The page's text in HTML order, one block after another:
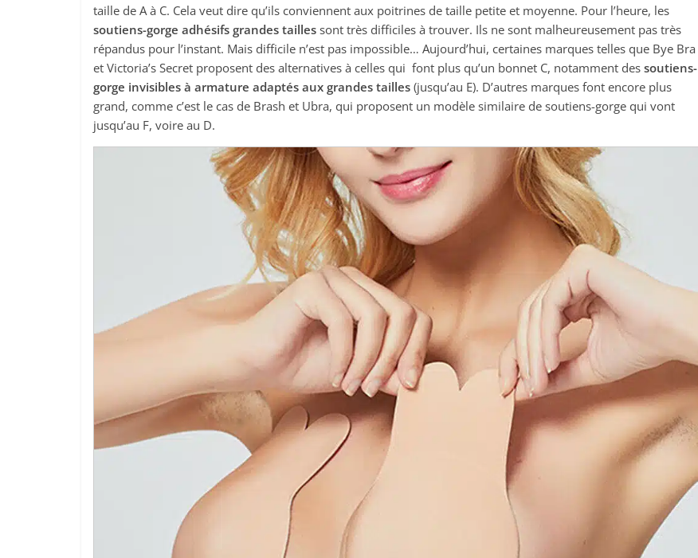
taille de A à C. Cela veut dire qu’ils conviennent aux poitrines de taille petite et moyenne. Pour l’heure, les
soutiens-gorge adhésifs grandes tailles sont très difficiles à trouver. Ils ne sont malheureusement pas très
répandus pour l’instant. Mais difficile n’est pas impossible… Aujourd’hui, certaines marques telles que Bye Bra
et Victoria’s Secret proposent des alternatives à celles qui font plus qu’un bonnet C, notamment des soutiens-
gorge invisibles à armature adaptés aux grandes tailles (jusqu’au E). D’autres marques font encore plus
grand, comme c’est le cas de Brash et Ubra, qui proposent un modèle similaire de soutiens-gorge qui vont
jusqu’au F, voire au D.